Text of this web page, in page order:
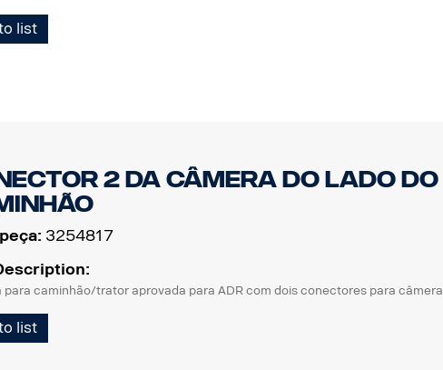
list
2 da câmera do lado do
3254817
para caminhão/trator aprovada para ADR com dois conectores para câmera.
list